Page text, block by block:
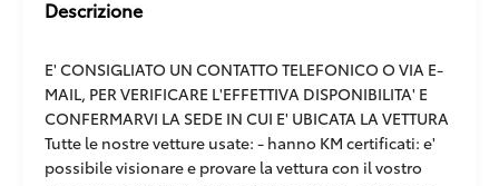
Descrizione
E' CONSIGLIATO UN CONTATTO TELEFONICO O VIA E-
MAIL, PER VERIFICARE L'EFFETTIVA DISPONIBILITA' E
CONFERMARVI LA SEDE IN CUI E' UBICATA LA VETTURA
Tutte le nostre vetture usate: - hanno KM certificati: e'
possibile visionare e provare la vettura con il vostro